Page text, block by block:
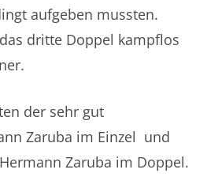
aufgeben mussten.
dritte Doppel kampflos
der sehr gut
Zaruba im Einzel und
Zaruba im Doppel.